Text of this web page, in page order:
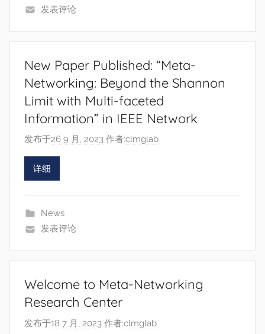
发表评论
New Paper Published: “Meta-
Networking: Beyond the Shannon
Limit with Multi-faceted
Information” in IEEE Network
发布于26 9 月, 2023 作者:clmglab
详细
News
发表评论
Welcome to Meta-Networking
Research Center
发布于18 7 月, 2023 作者:clmglab